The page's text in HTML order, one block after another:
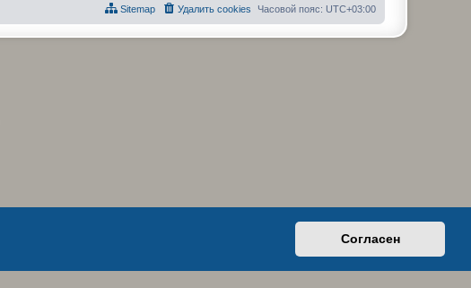
Согласен
Часовой пояс: UTC+03:00
Удалить cookies
Sitemap